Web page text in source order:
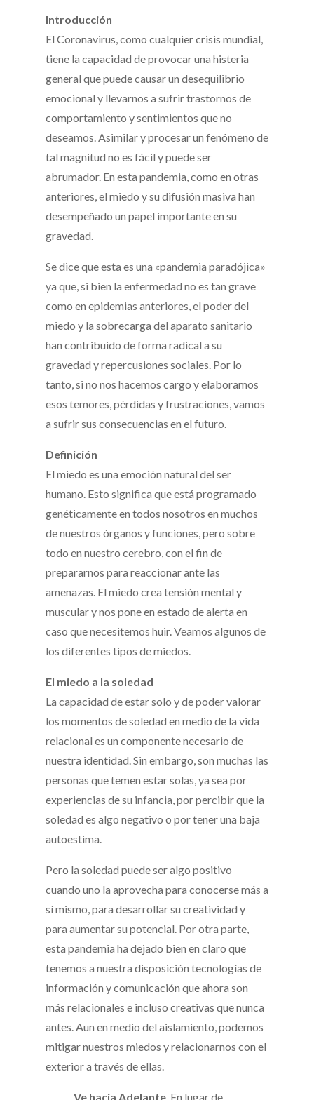
Introducción
El Coronavirus, como cualquier crisis mundial,
tiene la capacidad de provocar una histeria
general que puede causar un desequilibrio
emocional y llevarnos a sufrir trastornos de
comportamiento y sentimientos que no
deseamos. Asimilar y procesar un fenómeno de
tal magnitud no es fácil y puede ser
abrumador. En esta pandemia, como en otras
anteriores, el miedo y su difusión masiva han
desempeñado un papel importante en su
gravedad.
Se dice que esta es una «pandemia paradójica»
ya que, si bien la enfermedad no es tan grave
como en epidemias anteriores, el poder del
miedo y la sobrecarga del aparato sanitario
han contribuido de forma radical a su
gravedad y repercusiones sociales. Por lo
tanto, si no nos hacemos cargo y elaboramos
esos temores, pérdidas y frustraciones, vamos
a sufrir sus consecuencias en el futuro.
Definición
El miedo es una emoción natural del ser
humano. Esto significa que está programado
genéticamente en todos nosotros en muchos
de nuestros órganos y funciones, pero sobre
todo en nuestro cerebro, con el fin de
prepararnos para reaccionar ante las
amenazas. El miedo crea tensión mental y
muscular y nos pone en estado de alerta en
caso que necesitemos huir. Veamos algunos de
los diferentes tipos de miedos.
El miedo a la soledad
La capacidad de estar solo y de poder valorar
los momentos de soledad en medio de la vida
relacional es un componente necesario de
nuestra identidad. Sin embargo, son muchas las
personas que temen estar solas, ya sea por
experiencias de su infancia, por percibir que la
soledad es algo negativo o por tener una baja
autoestima.
Pero la soledad puede ser algo positivo
cuando uno la aprovecha para conocerse más a
sí mismo, para desarrollar su creatividad y
para aumentar su potencial. Por otra parte,
esta pandemia ha dejado bien en claro que
tenemos a nuestra disposición tecnologías de
información y comunicación que ahora son
más relacionales e incluso creativas que nunca
antes. Aun en medio del aislamiento, podemos
mitigar nuestros miedos y relacionarnos con el
exterior a través de ellas.
Ve hacia Adelante. En lugar de